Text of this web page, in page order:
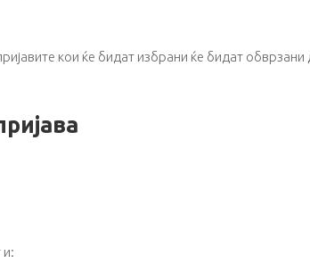
кои ќе бидат избрани ќе бидат
и: